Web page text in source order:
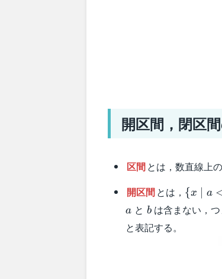
開区間，閉区
区間とは，数直線上
開区間とは， \
{x\mid
a <x
{x ∣ a
a
a と b
bは含まない，つ
と表記する。